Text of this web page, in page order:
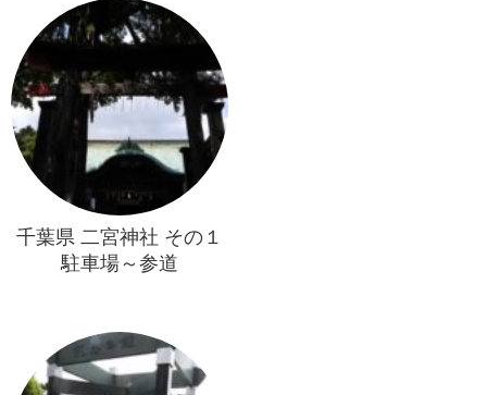
千葉県 二宮神社 その１
駐車場～参道